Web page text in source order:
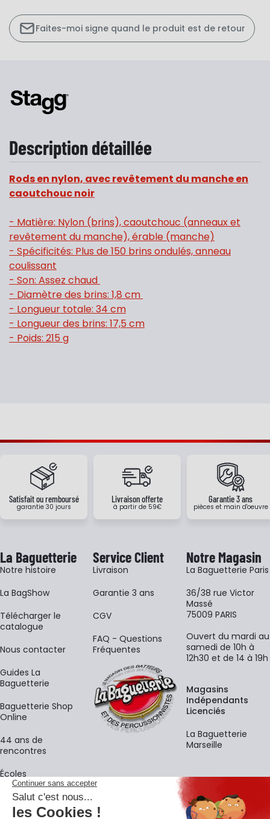
Faites-moi signe quand le produit est de retour
Description détaillée
Rods en nylon, avec revêtement du manche en
caoutchouc noir
- Matière: Nylon (brins), caoutchouc (anneaux et
revêtement du manche), érable (manche)
- Spécificités: Plus de 150 brins ondulés, anneau
coulissant
- Son: Assez chaud
- Diamètre des brins: 1,8 cm
- Longueur totale: 34 cm
- Longueur des brins: 17,5 cm
- Poids: 215 g
Satisfait ou remboursé
garantie 30 jours
Livraison offerte
à partir de 59€
Garantie 3 ans
pièces et main d'oeuvre
La Baguetterie
Notre histoire
La BagShow
​Télécharger le
catalogue
Nous contacter
Guides La
Baguetterie
Baguetterie Shop
Online
44 ans de
rencontres
Écoles
Service Client
Livraison
Garantie 3 ans
CGV
FAQ - Questions
Fréquentes
Notre Magasin
La Baguetterie Paris
36/38 rue Victor
Massé
75009 PARIS
Ouvert du mardi au
samedi de 10h à
12h30 et de 14 à 19h
Magasins
Indépendants
Licenciés
La Baguetterie
Marseille
La newsletter
Adresse e-mail